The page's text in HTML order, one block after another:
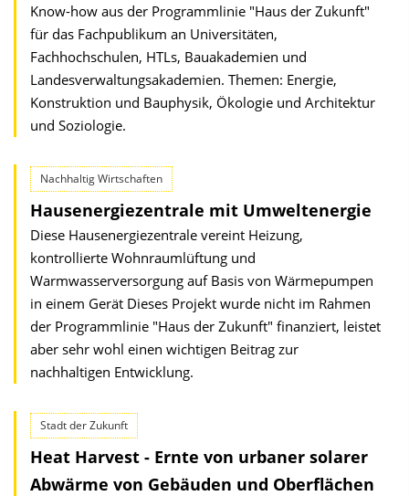
Know-how aus der Programmlinie "Haus der Zukunft"
für das Fachpublikum an Universitäten,
Fachhochschulen, HTLs, Bauakademien und
Landesverwaltungsakademien. Themen: Energie,
Konstruktion und Bauphysik, Ökologie und Architektur
und Soziologie.
Nachhaltig Wirtschaften
Hausenergiezentrale mit Umweltenergie
Diese Hausenergiezentrale vereint Heizung,
kontrollierte Wohnraumlüftung und
Warmwasserversorgung auf Basis von Wärmepumpen
in einem Gerät Dieses Projekt wurde nicht im Rahmen
der Programmlinie "Haus der Zukunft" finanziert, leistet
aber sehr wohl einen wichtigen Beitrag zur
nachhaltigen Entwicklung.
Stadt der Zukunft
Heat Harvest - Ernte von urbaner solarer
Abwärme von Gebäuden und Oberflächen